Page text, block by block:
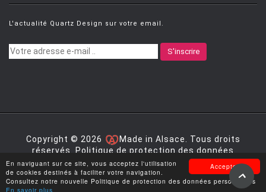
Accepter
En naviguant sur ce site, vous acceptez l'utilisation
de cookies destinés à faciliter votre navigation.
Consultez notre nouvelle Politique de protection des données personnelles
En savoir plus
L'actualité Quartz Design sur votre email.
S'inscrire
Copyright © 2026
Made in Alsace. Tous droits
réservés. Politique de protection des données
personnelles|Mentions légales|Conditions générales
de vente